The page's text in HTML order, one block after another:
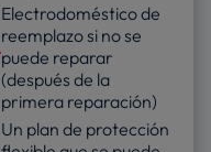
Electrodoméstico de
reemplazo si no se
puede reparar
(después de la
primera reparación)
Un plan de protección